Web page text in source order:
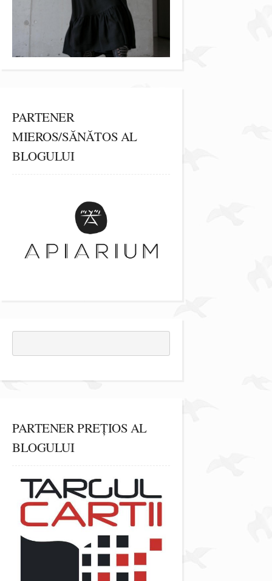
PARTENER
MIEROS/SĂNĂTOS AL
BLOGULUI
PARTENER PREȚIOS AL
BLOGULUI